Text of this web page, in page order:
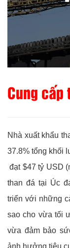
Cung cấp
Nhà xuất khẩu
37.8% tổng khối
đạt $47 tỷ USD
than đá tại Úc
triển với những
sao cho vừa tối
vừa đảm bảo